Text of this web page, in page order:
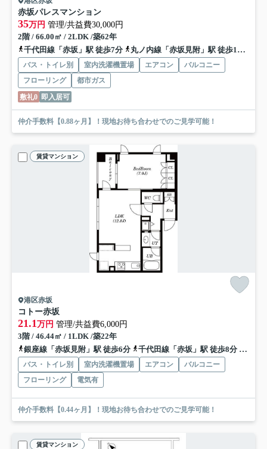
赤坂パレスマンション
35万円 管理/共益費30,000円
2階 / 66.00㎡ / 2LDK /築62年
千代田線「赤坂」駅 徒歩7分
丸ノ内線「赤坂見附」駅 徒歩10分
バス・トイレ別 室内洗濯機置場 エアコン
バルコニー
フローリング
都市ガス
敷礼0 即入居可
仲介手数料【0.88ヶ月】！現地お待ち合わせでのご見学可能！
賃貸マンション
港区赤坂
コトー赤坂
21.1万円 管理/共益費6,000円
3階 / 46.44㎡ / 1LDK /築22年
銀座線「赤坂見附」駅 徒歩6分
千代田線「赤坂」駅 徒歩8分 有楽
バス・トイレ別 室内洗濯機置場 エアコン
バルコニー
フローリング
電気有
仲介手数料【0.44ヶ月】！現地お待ち合わせでのご見学可能！
賃貸マンション